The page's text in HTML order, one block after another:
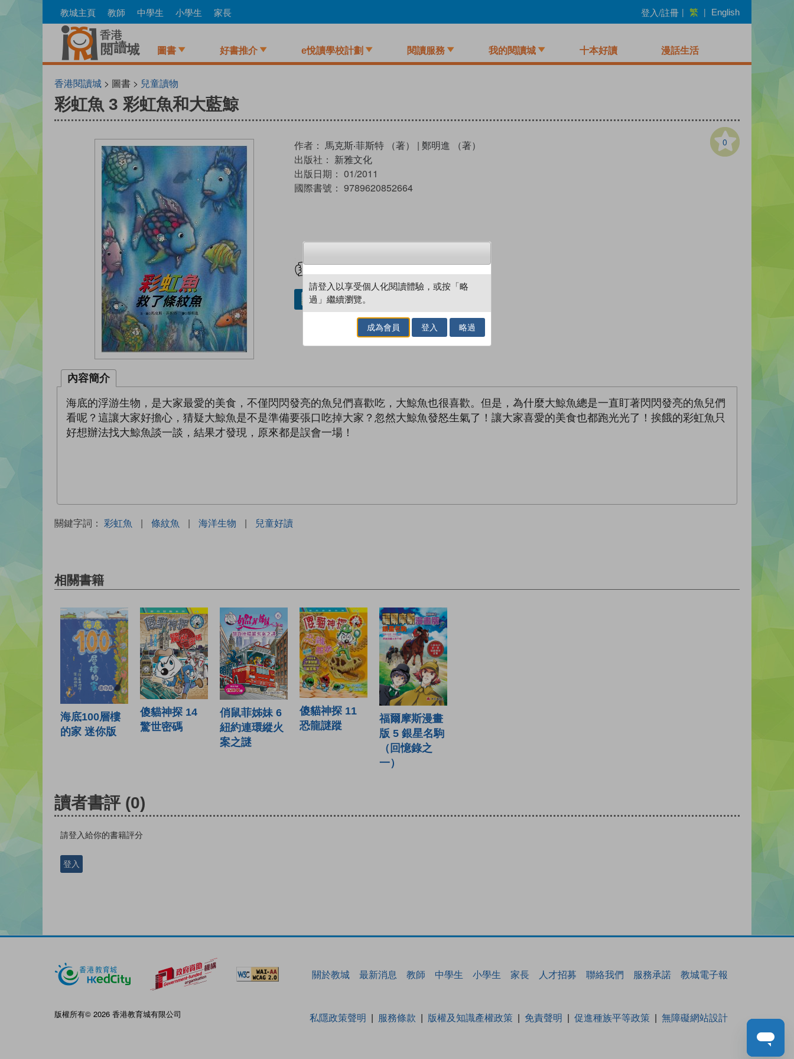
to
教城主頁 教師 中學生 小學生 家長 登入/註冊 | 繁 | English
圖書 好書推介 e悅讀學校計劃 閱讀服務 我的閱讀城 十本好讀 漫話生活
香港閱讀城 > 圖書 > 兒童讀物
彩虹魚 3 彩虹魚和大藍鯨
0
作者： 馬克斯‧菲斯特 （著） | 鄭明進 （著）
出版社： 新雅文化
出版日期： 01/2011
國際書號： 9789620852664
借閱實體書
內容簡介
海底的浮游生物，是大家最愛的美食，不僅閃閃發亮的魚兒們喜歡吃，大鯨魚也很喜歡。但是，為什麼大鯨魚總是一直盯著閃閃發亮的魚兒們
看呢？這讓大家好擔心，猜疑大鯨魚是不是準備要張口吃掉大家？忽然大鯨魚發怒生氣了！讓大家喜愛的美食也都跑光光了！挨餓的彩虹魚只
好想辦法找大鯨魚談一談，結果才發現，原來都是誤會一場！
關鍵字詞： 彩虹魚 | 條紋魚 | 海洋生物 | 兒童好讀
相關書籍
海底100層樓
的家 迷你版
傻貓神探 14
驚世密碼
俏鼠菲姊妹 6
紐約連環縱火
案之謎
傻貓神探 11
恐龍謎蹤
福爾摩斯漫畫
版 5 銀星名駒
（回憶錄之
一）
讀者書評 (0)
請登入給你的書籍評分
登入
關於教城 最新消息 教師 中學生 小學生 家長 人才招募 聯絡我們 服務承諾 教城電子報
版權所有© 2026 香港教育城有限公司 私隱政策聲明 服務條款 版權及知識產權政策 免責聲明 促進種族平等政策 無障礙網站設計
請登入以享受個人化閱讀體驗，或按「略
過」繼續瀏覽。
成為會員 登入 略過